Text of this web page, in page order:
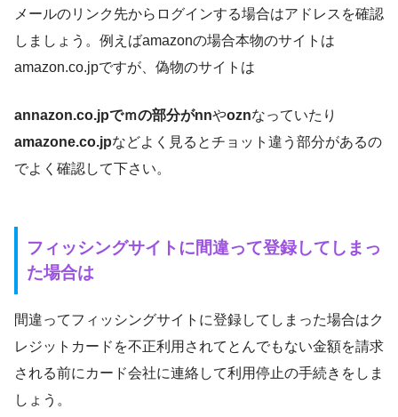
メールのリンク先からログインする場合はアドレスを確認
しましょう。例えばamazonの場合本物のサイトは
amazon.co.jpですが、偽物のサイトは
annazon.co.jpでｍの部分がnnやoznなっていたり
amazone.co.jpなどよく見るとチョット違う部分があるの
でよく確認して下さい。
フィッシングサイトに間違って登録してしまっ
た場合は
間違ってフィッシングサイトに登録してしまった場合はク
レジットカードを不正利用されてとんでもない金額を請求
される前にカード会社に連絡して利用停止の手続きをしま
しょう。